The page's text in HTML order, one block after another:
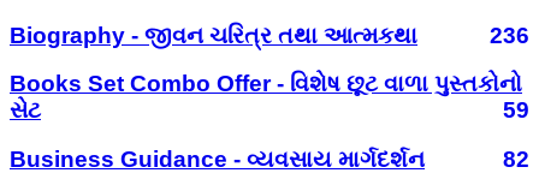
Biography - જીવન ચરિત્ર તથા આત્મકથા
236
Books Set Combo Offer - વિશેષ છૂટ વાળા પુસ્તકોનો
સેટ
59
Business Guidance - વ્યવસાય માર્ગદર્શન
82